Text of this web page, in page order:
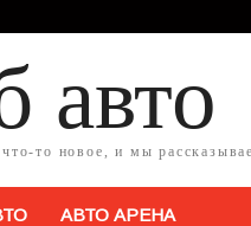
авто
то новое, и мы
АВТО АРЕНА